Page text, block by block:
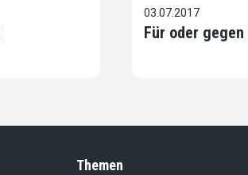
03.07.2017
Für oder
Themen